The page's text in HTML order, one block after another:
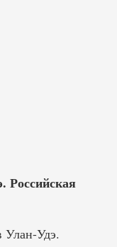
Российская
Улан-Удэ.